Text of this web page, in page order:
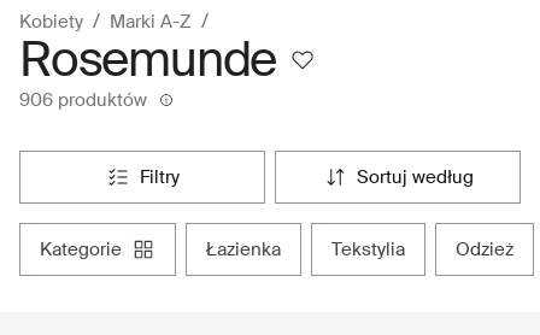
Kobiety Marki A-Z
Rosemunde
906 produktów
filtry sortuj według
kategorie łazienka tekstylia odzież